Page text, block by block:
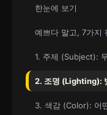
한눈에 보기
예쁘다 말고, 7가지
1. 주제 (Subject):
2. 조명 (Lighting):
3. 색감 (Color): 어